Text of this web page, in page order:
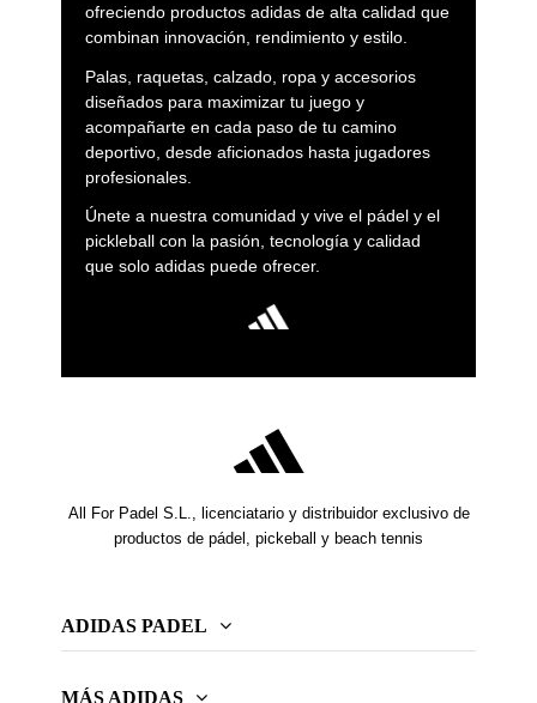
- Calcetines:Los calcetines adidas pádel están diseñados
para ofrecer soporte adicional y máxima comodidad.
con zonas de compresión para mejorar el rendimiento y
reducir la fatiga muscular. Son ideales para mantener tus
pies frescos, secos y protegidos durante toda la jornada.
Cada pieza de la colección está pensada para maximizar
tu rendimiento y estilo en la pista, combinando innovación,
comodidad y diseño. Con la ropa Adidas Padel 2025, te
sentirás preparado para enfrentar cualquier reto en el
ofreciendo productos adidas de alta calidad que
combinan innovación, rendimiento y estilo.
Palas, raquetas, calzado, ropa y accesorios
diseñados para maximizar tu juego y
acompañarte en cada paso de tu camino
deportivo, desde aficionados hasta jugadores
profesionales.
Únete a nuestra comunidad y vive el pádel y el
pickleball con la pasión, tecnología y calidad
que solo adidas puede ofrecer.
All For Padel S.L., licenciatario y distribuidor exclusivo de
productos de pádel, pickeball y beach tennis
ADIDAS PADEL
MÁS ADIDAS